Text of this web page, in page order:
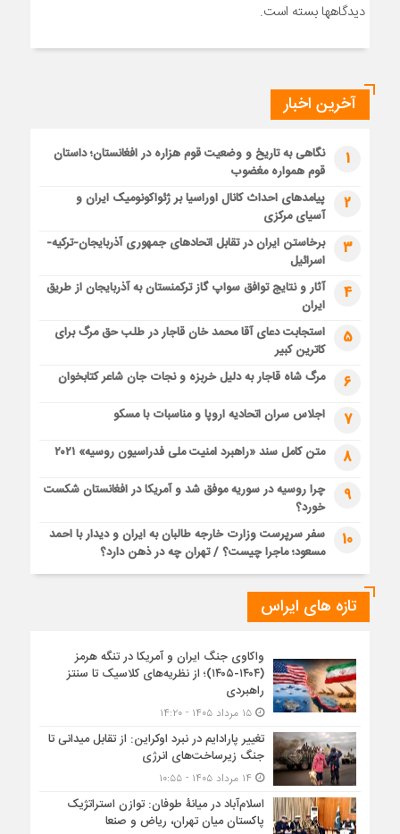
دیدگاهها بسته است.
آخرین اخبار
1
نگاهی به تاریخ و وضعیت قوم هزاره در افغانستان؛ داستان
قوم همواره مغضوب
2
پیامدهای احداث کانال اوراسیا بر ژئواکونومیک ایران و
آسیای مرکزی
3
برخاستن ایران در تقابل اتحادهای جمهوری آذربایجان-ترکیه-
اسرائیل
4
آثار و نتایج توافق سواپ گاز ترکمنستان به آذربایجان از طریق
ایران
5
استجابت دعای آقا محمد خان قاجار در طلب حق مرگ برای
کاترین کبیر
6 مرگ شاه قاجار به دلیل خربزه و نجات جان شاعر کتابخوان
7 اجلاس سران اتحادیه اروپا و مناسبات با مسکو
8 متن کامل سند «راهبرد امنیت ملی فدراسیون روسیه» ۲۰۲۱
9
چرا روسیه در سوریه موفق شد و آمریکا در افغانستان شکست
خورد؟
10
سفر سرپرست وزارت خارجه طالبان به ایران و دیدار با احمد
مسعود؛ ماجرا چیست؟ / تهران چه در ذهن دارد؟
تازه های ایراس
واکاوی جنگ ایران و آمریکا در تنگه هرمز
(۱۴۰۴-۱۴۰۵)؛ از نظریه‌های کلاسیک تا سنتز
راهبردی
۱۵ مرداد ۱۴۰۵ - ۱۴:۲۰
تغییر پارادایم در نبرد اوکراین: از تقابل میدانی تا
جنگ زیرساخت‌های انرژی
اسلام‌آباد در میانۀ طوفان: توازن استراتژیک
پاکستان میان تهران، ریاض و صنعا